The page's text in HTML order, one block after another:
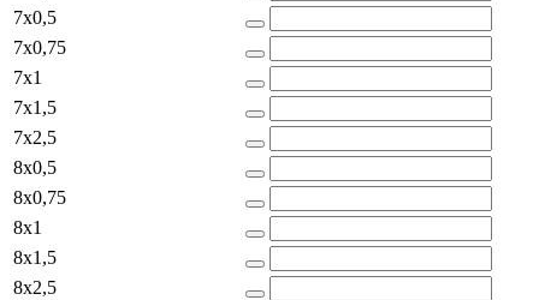
7x0,5
7x0,75
7x1
7x1,5
7x2,5
8x0,5
8x0,75
8x1
8x1,5
8x2,5